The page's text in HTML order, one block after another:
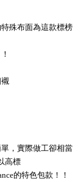
殊布面為這款標榜
，實際做工卻相當
高標
的特色包款！！